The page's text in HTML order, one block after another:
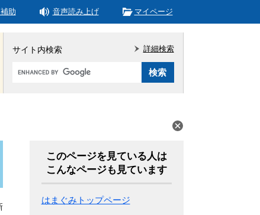
助 音声読み上げ マイページ
サイト内検索
Google
詳細検索
このページを見ている人は
こんなページも見ています
はまぐみトップページ